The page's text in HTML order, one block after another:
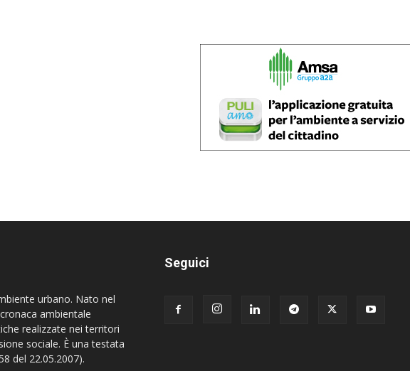
urbano. Nato nel
ambientale
realizzate nei territori
sociale. È una testata
del 22.05.2007).
Seguici